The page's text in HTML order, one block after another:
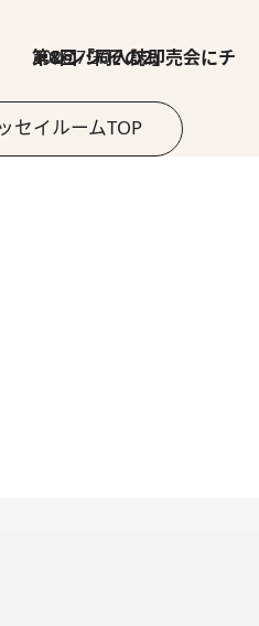
2026.7.30
第8回「同人誌即売会にチャレンジ その2」
セイルームTOP